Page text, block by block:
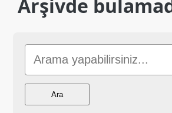
Arşivde
Sitede
Ara
Ara